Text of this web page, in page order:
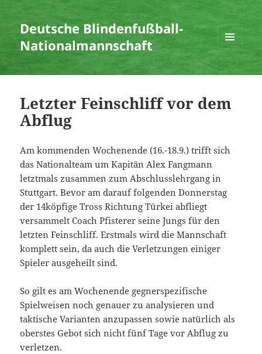
Deutsche Blindenfußball-
Nationalmannschaft
MENÜ
UND
WIDGETS
Letzter Feinschliff vor dem
Abflug
Am kommenden Wochenende (16.-18.9.) trifft sich
das Nationalteam um Kapitän Alex Fangmann
letztmals zusammen zum Abschlusslehrgang in
Stuttgart. Bevor am darauf folgenden Donnerstag
der 14köpfige Tross Richtung Türkei abfliegt
versammelt Coach Pfisterer seine Jungs für den
letzten Feinschliff. Erstmals wird die Mannschaft
komplett sein, da auch die Verletzungen einiger
Spieler ausgeheilt sind.
So gilt es am Wochenende gegnerspezifische
Spielweisen noch genauer zu analysieren und
taktische Varianten anzupassen sowie natürlich als
oberstes Gebot sich nicht fünf Tage vor Abflug zu
verletzen.